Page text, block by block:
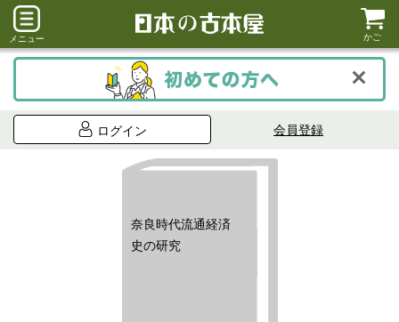
メニュー かご
ログイン 会員登録
奈良時代流通経済
史の研究